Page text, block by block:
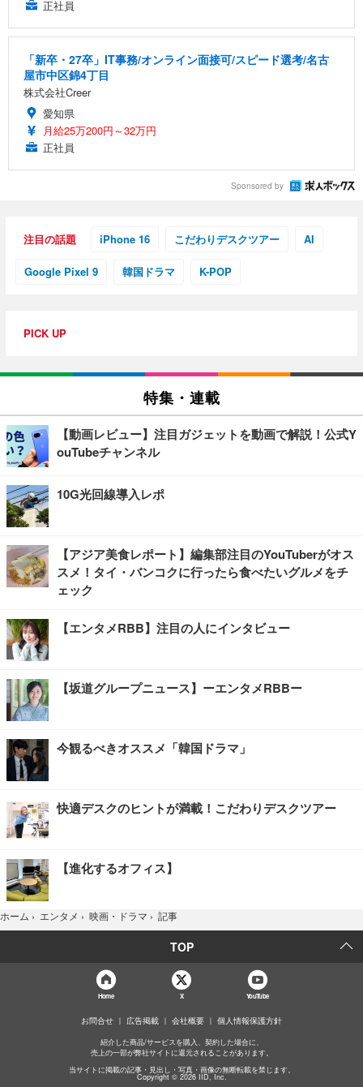
正社員
「新卒・27卒」IT事務/オンライン面接可/スピード選考/名古
屋市中区錦4丁目
株式会社Creer
愛知県
月給25万200円～32万円
正社員
Sponsored by
注目の話題 iPhone 16 こだわりデスクツアー AI
Google Pixel 9 韓国ドラマ K-POP
PICK UP
特集・連載
【動画レビュー】注目ガジェットを動画で解説！公式Y
ouTubeチャンネル
10G光回線導入レポ
【アジア美食レポート】編集部注目のYouTuberがオス
スメ！タイ・バンコクに行ったら食べたいグルメをチ
ェック
【エンタメRBB】注目の人にインタビュー
【坂道グループニュース】ーエンタメRBBー
今観るべきオススメ「韓国ドラマ」
快適デスクのヒントが満載！こだわりデスクツアー
【進化するオフィス】
ホーム › エンタメ › 映画・ドラマ › 記事
TOP
Home X YouTube
お問合せ 広告掲載 会社概要 個人情報保護方針
紹介した商品/サービスを購入、契約した場合に、
売上の一部が弊社サイトに還元されることがあります。
当サイトに掲載の記事・見出し・写真・画像の無断転載を禁じます。
Copyright © 2026 IID, Inc.